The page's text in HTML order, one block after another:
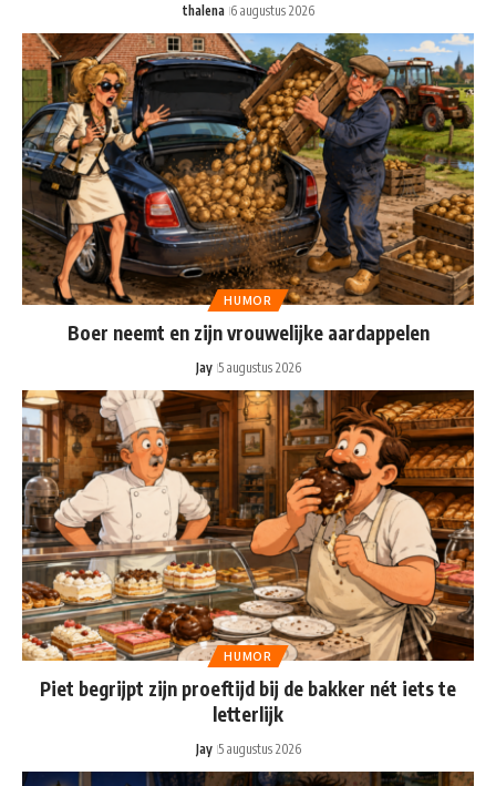
thalena 6 augustus 2026
HUMOR
Boer neemt en zijn vrouwelijke aardappelen
Jay 5 augustus 2026
HUMOR
Piet begrijpt zijn proeftijd bij de bakker nét iets te
letterlijk
Jay 5 augustus 2026